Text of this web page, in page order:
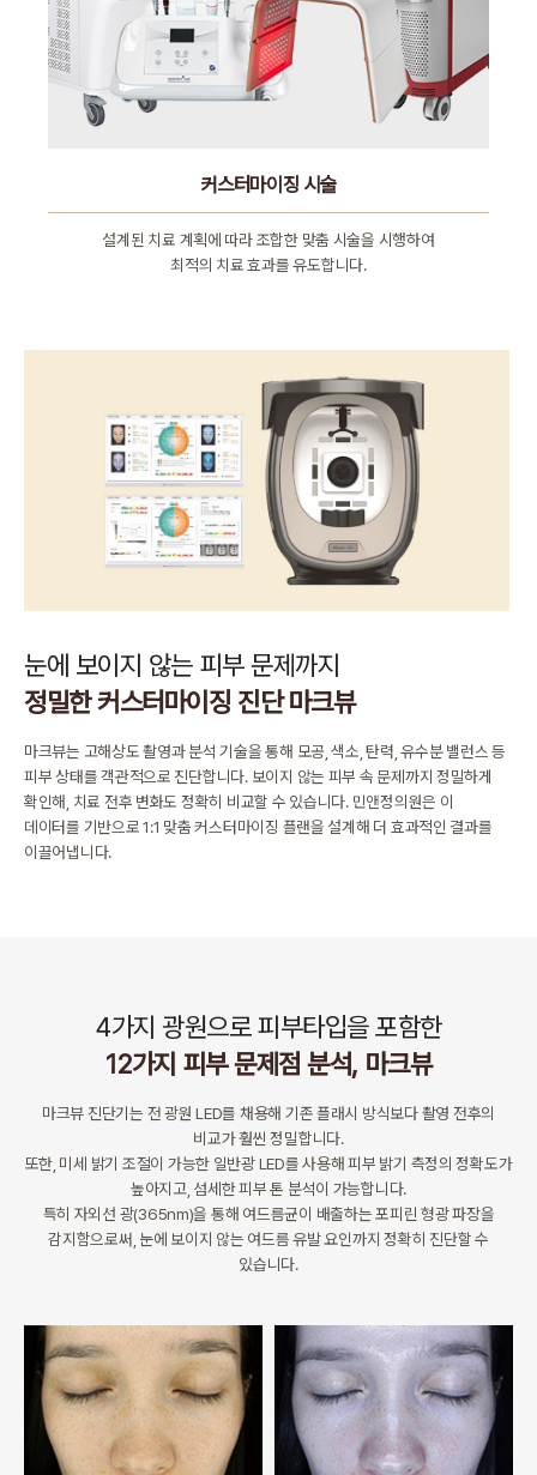
커스터마이징 시술
설계된 치료 계획에 따라 조합한 맞춤 시술을 시행하여
최적의 치료 효과를 유도합니다.
눈에 보이지 않는 피부 문제까지
정밀한 커스터마이징 진단 마크뷰
마크뷰는 고해상도 촬영과 분석 기술을 통해 모공, 색소, 탄력, 유수분 밸런스 등
피부 상태를 객관적으로 진단합니다. 보이지 않는 피부 속 문제까지 정밀하게
확인해, 치료 전후 변화도 정확히 비교할 수 있습니다. 민앤정의원은 이
데이터를 기반으로 1:1 맞춤 커스터마이징 플랜을 설계해 더 효과적인 결과를
이끌어냅니다.
4가지 광원으로 피부타입을 포함한
12가지 피부 문제점 분석, 마크뷰
마크뷰 진단기는 전 광원 LED를 채용해 기존 플래시 방식보다 촬영 전후의
비교가 훨씬 정밀합니다.
또한, 미세 밝기 조절이 가능한 일반광 LED를 사용해 피부 밝기 측정의 정확도가
높아지고, 섬세한 피부 톤 분석이 가능합니다.
특히 자외선 광(365nm)을 통해 여드름균이 배출하는 포피린 형광 파장을
감지함으로써, 눈에 보이지 않는 여드름 유발 요인까지 정확히 진단할 수
있습니다.